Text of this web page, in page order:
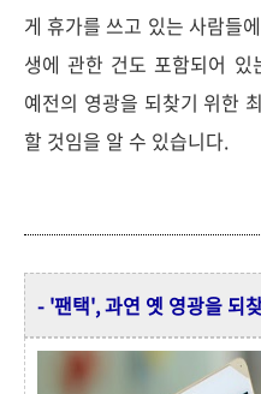
게 휴가를 쓰고 있는 사람들
생에 관한 건도 포함되어
예전의 영광을 되찾기 위한
할 것임을 알 수 있습니다.
- '팬택', 과연 옛 영광을 되